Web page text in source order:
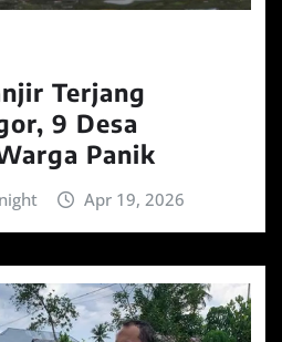
Terjang
9 Desa
Panik
Apr 19, 2026